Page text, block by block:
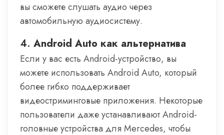
вы сможете слушать аудио через
автомобильную аудиосистему.
4. Android Auto как альтернатива
Если у вас есть Android-устройство, вы
можете использовать Android Auto, который
более гибко поддерживает
видеостриминговые приложения. Некоторые
пользователи даже устанавливают Android-
головные устройства для Mercedes, чтобы